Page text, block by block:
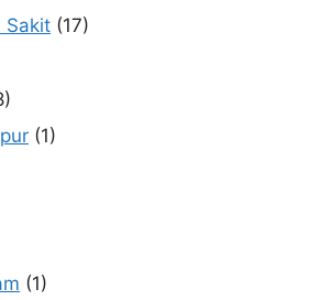
Sakit (17)
(1)
(1)